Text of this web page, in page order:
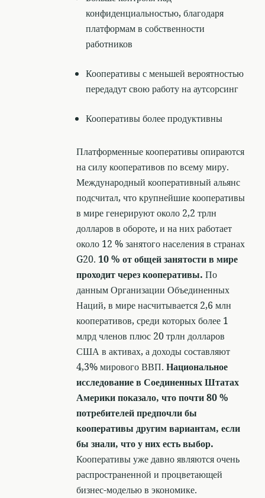
конфиденциальностью, благодаря
платформам в собственности
работников
Кооперативы с меньшей вероятностью
передадут свою работу на аутсорсинг
Кооперативы более продуктивны
Платформенные кооперативы опираются
на силу кооперативов по всему миру.
Международный кооперативный альянс
подсчитал, что крупнейшие кооперативы
в мире генерируют около 2,2 трлн
долларов в обороте, и на них работает
около 12 % занятого населения в странах
G20. 10 % от общей занятости в мире
проходит через кооперативы. По
данным Организации Объединенных
Наций, в мире насчитывается 2,6 млн
кооперативов, среди которых более 1
млрд членов плюс 20 трлн долларов
США в активах, а доходы составляют
4,3% мирового ВВП. Национальное
исследование в Соединенных Штатах
Америки показало, что почти 80 %
потребителей предпочли бы
кооперативы другим вариантам, если
бы знали, что у них есть выбор.
Кооперативы уже давно являются очень
распространенной и процветающей
бизнес-моделью в экономике.